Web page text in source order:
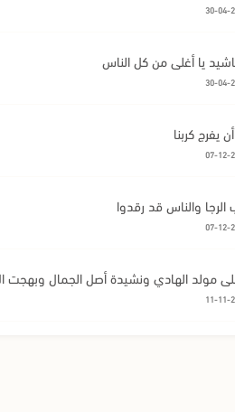
يا أغلى من كل الناس
يفرج كربنا
والناس قد رقدوا
مولد الهادي ونشيدة أصل الجمال وبهجت